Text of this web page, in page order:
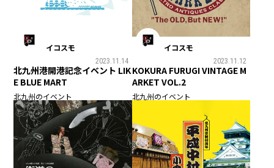
イコスモ
2023.11.14
北九州港開港記念イベント LIK
E BLUE MART
北九州のイベント
イコスモ
2023.11.12
KOKURA FURUGI VINTAGE M
ARKET VOL.2
北九州のイベント